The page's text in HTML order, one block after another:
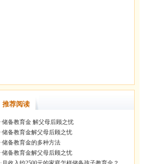
推荐阅读
·储备教育金 解父母后顾之忧
·储备教育金解父母后顾之忧
·储备教育金的多种方法
·储备教育金解父母后顾之忧